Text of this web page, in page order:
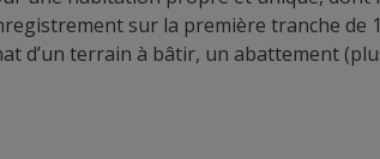
sur la première tranche de
d’un terrain à bâtir, un abattement